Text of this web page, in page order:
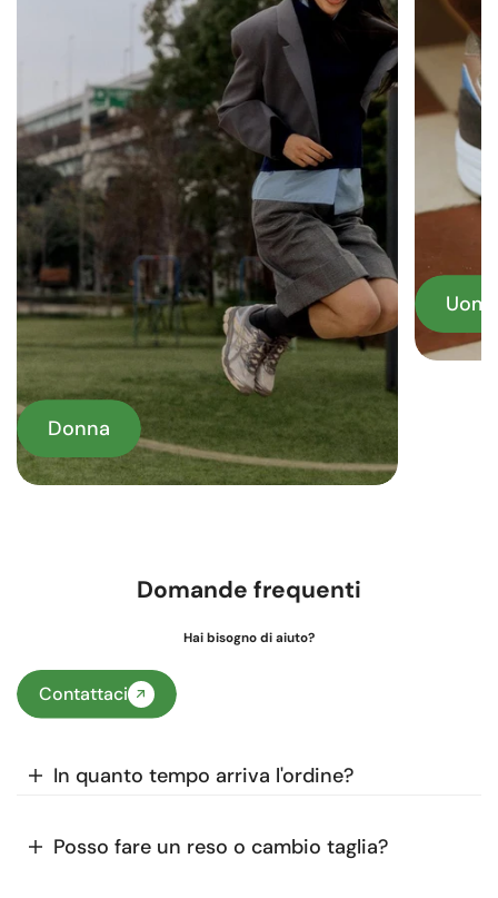
Donna
Domande frequenti
Hai bisogno di aiuto?
Contattaci
In quanto tempo arriva l'ordine?
Posso fare un reso o cambio taglia?